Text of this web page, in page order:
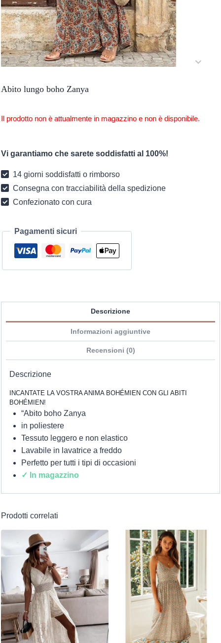
Abito lungo boho Zanya
Il prodotto non è attualmente in magazzino e non è disponibile.
Vi garantiamo che sarete soddisfatti al 100%!
14 giorni soddisfatti o rimborso
Consegna con tracciabilità della spedizione
Confezionato con cura
Pagamenti sicuri
Descrizione
Informazioni aggiuntive
Recensioni (0)
Descrizione
INCANTATE LA VOSTRA ANIMA BOHÉMIEN CON GLI ABITI
BOHÉMIEN!
“Abito boho Zanya
in poliestere
Tessuto leggero e non elastico
Lavabile in lavatrice a freddo
Perfetto per tutti i tipi di occasioni
✓ In magazzino
Prodotti correlati